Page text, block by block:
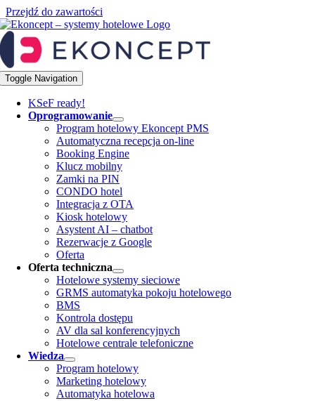
Przejdź do zawartości
Toggle Navigation
KSeF ready!
Oprogramowanie
Program hotelowy Ekoncept PMS
Automatyczna recepcja on-line
Booking Engine
Klucz mobilny
Zamki na PIN
CONDO hotel
Integracja z OTA
Kiosk hotelowy
Asystent AI – chatbot
Rezerwacje z Google
Oferta
Oferta techniczna
Hotelowe systemy sieciowe
GRMS automatyka pokoju hotelowego
BMS
Kontrola dostępu
AV dla sal konferencyjnych
Hotelowe centrale telefoniczne
Wiedza
Program hotelowy
Marketing hotelowy
Automatyka hotelowa